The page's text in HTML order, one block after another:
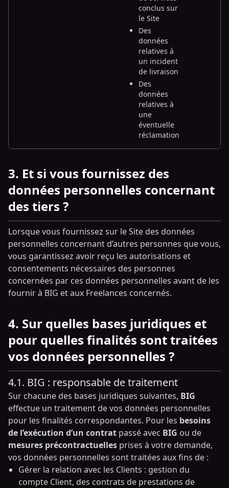
conclus sur
le Site
Des
données
relatives à
un incident
de livraison
Des
données
relatives à
une
éventuelle
réclamation
3. Et si vous fournissez des
données personnelles concernant
des tiers ?
Lorsque vous fournissez sur le Site des données
personnelles concernant d’autres personnes que vous,
vous garantissez avoir reçu les autorisations et
consentements nécessaires des personnes
concernées par ces données personnelles avant de les
fournir à BIG et aux Freelances concernés.
4. Sur quelles bases juridiques et
pour quelles finalités sont traitées
vos données personnelles ?
4.1. BIG : responsable de traitement
Sur chacune des bases juridiques suivantes, BIG
effectue un traitement de vos données personnelles
pour les finalités correspondantes. Pour les besoins
de l’exécution d’un contrat passé avec BIG ou de
mesures précontractuelles prises à votre demande,
vos données personnelles sont traitées aux fins de :
Gérer la relation avec les Clients : gestion du
compte Client, des contrats de prestations de